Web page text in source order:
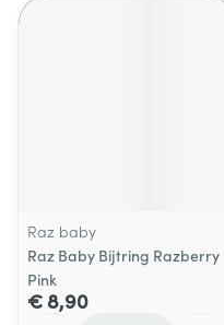
Raz baby
Raz Baby Bijtring Razberry
Pink
€ 8,90